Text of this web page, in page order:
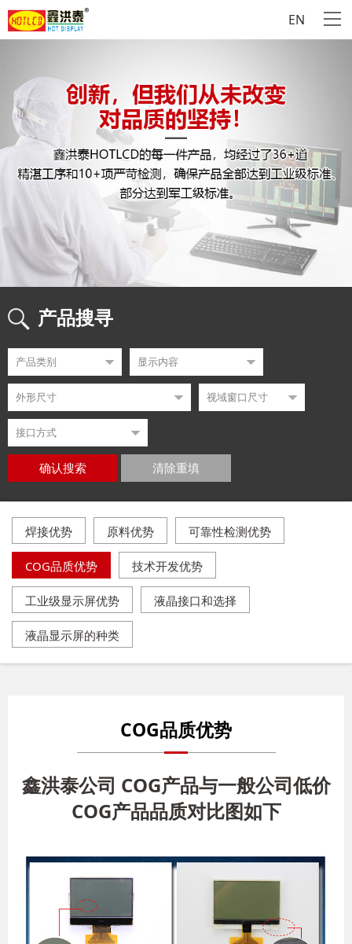
EN
产品搜寻
确认搜索 清除重填
焊接优势 原料优势 可靠性检测优势
COG品质优势 技术开发优势
工业级显示屏优势 液晶接口和选择
液晶显示屏的种类
COG品质优势
鑫洪泰公司 COG产品与一般公司低价
COG产品品质对比图如下